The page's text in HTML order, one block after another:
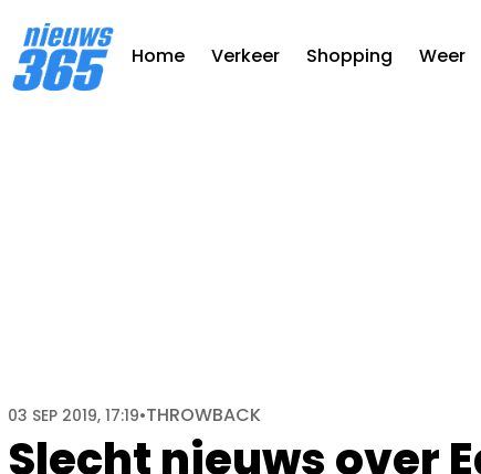
Home Verkeer Shopping Weer
Slecht nieuws over
03 SEP 2019, 17:19•THROWBACK